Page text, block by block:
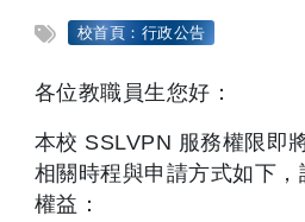
標籤：
校首頁：行政公告
各位教職員生您好：
本校 SSLVPN 服務權限即
相關時程與申請方式如下
權益：